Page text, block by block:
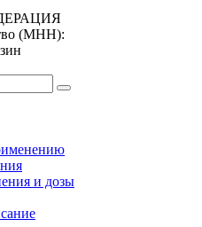
(МНН):
и дозы